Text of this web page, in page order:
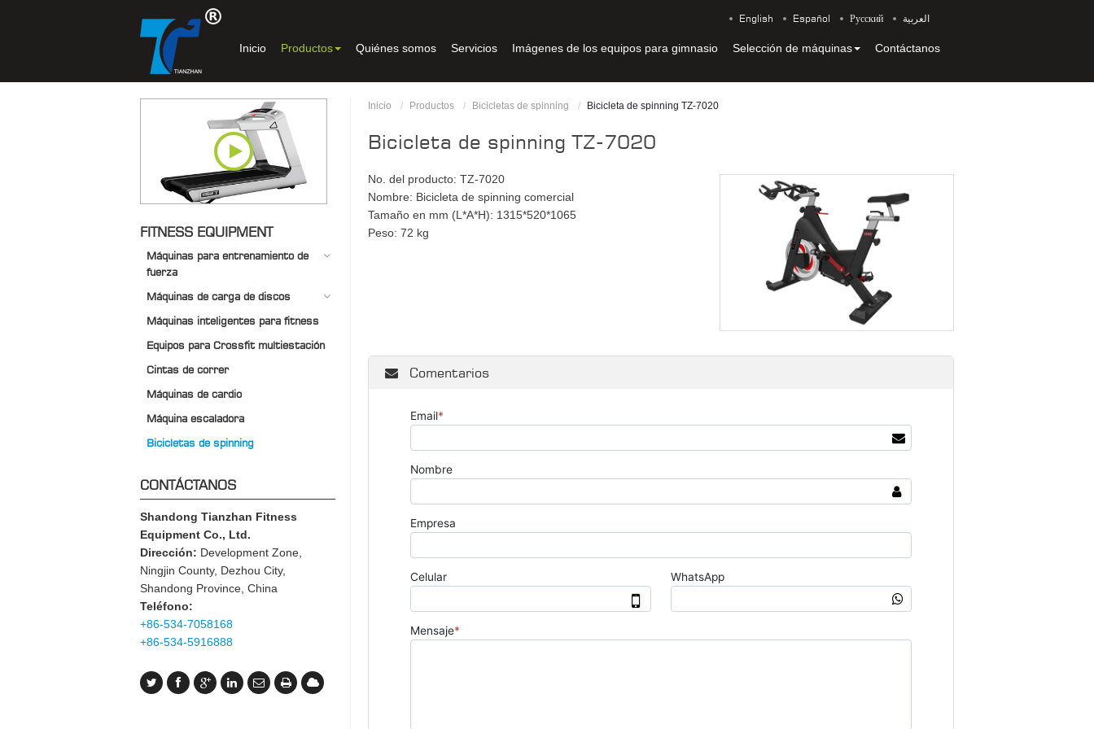
English Español Русский العربية
Inicio Productos Quiénes somos Servicios Imágenes de los equipos para gimnasio Selección de máquinas Contáctanos
Inicio Productos Bicicletas de spinning Bicicleta de spinning TZ-7020
Bicicleta de spinning TZ-7020
No. del producto: TZ-7020
Nombre: Bicicleta de spinning comercial
Tamaño en mm (L*A*H): 1315*520*1065
Peso: 72 kg
Comentarios
FITNESS EQUIPMENT
Máquinas para entrenamiento de
fuerza
Máquinas de carga de discos
Máquinas inteligentes para fitness
Equipos para Crossfit multiestación
Cintas de correr
Máquinas de cardio
Máquina escaladora
Bicicletas de spinning
CONTÁCTANOS
Shandong Tianzhan Fitness
Equipment Co., Ltd.
Dirección: Development Zone,
Ningjin County, Dezhou City,
Shandong Province, China
Teléfono:
+86-534-7058168
+86-534-5916888